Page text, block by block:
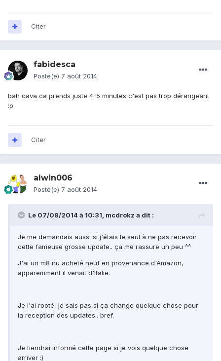
Citer
fabidesca
Posté(e) 7 août 2014
bah cava ca prends juste 4-5 minutes c'est pas trop dérangeant
:p
Citer
alwin006
Posté(e) 7 août 2014
Le 07/08/2014 à 10:31, mcdrokz a dit :
Je me demandais aussi si j'étais le seul à ne pas recevoir
cette fameuse grosse update.. ça me rassure un peu ^^
J'ai un m8 nu acheté neuf en provenance d'Amazon,
apparemment il venait d'Italie.
Je l'ai rooté, je sais pas si ça change quelque chose pour
la reception des updates.. bref.
Je tiendrai informé cette page si je vois quelque chose
arriver :)